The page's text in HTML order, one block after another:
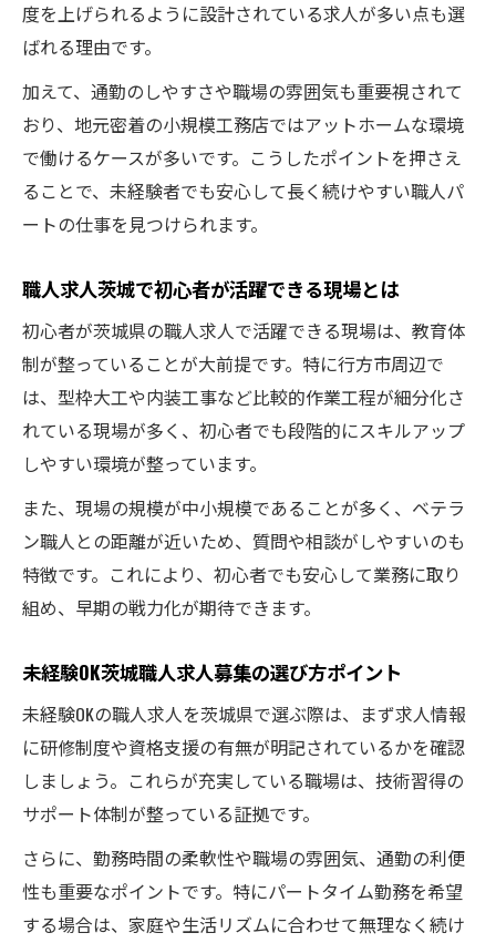
度を上げられるように設計されている求人が多い点も選
ばれる理由です。
加えて、通勤のしやすさや職場の雰囲気も重要視されて
おり、地元密着の小規模工務店ではアットホームな環境
で働けるケースが多いです。こうしたポイントを押さえ
ることで、未経験者でも安心して長く続けやすい職人パ
ートの仕事を見つけられます。
職人求人茨城で初心者が活躍できる現場とは
初心者が茨城県の職人求人で活躍できる現場は、教育体
制が整っていることが大前提です。特に行方市周辺で
は、型枠大工や内装工事など比較的作業工程が細分化さ
れている現場が多く、初心者でも段階的にスキルアップ
しやすい環境が整っています。
また、現場の規模が中小規模であることが多く、ベテラ
ン職人との距離が近いため、質問や相談がしやすいのも
特徴です。これにより、初心者でも安心して業務に取り
組め、早期の戦力化が期待できます。
未経験OK茨城職人求人募集の選び方ポイント
未経験OKの職人求人を茨城県で選ぶ際は、まず求人情報
に研修制度や資格支援の有無が明記されているかを確認
しましょう。これらが充実している職場は、技術習得の
サポート体制が整っている証拠です。
さらに、勤務時間の柔軟性や職場の雰囲気、通勤の利便
性も重要なポイントです。特にパートタイム勤務を希望
する場合は、家庭や生活リズムに合わせて無理なく続け